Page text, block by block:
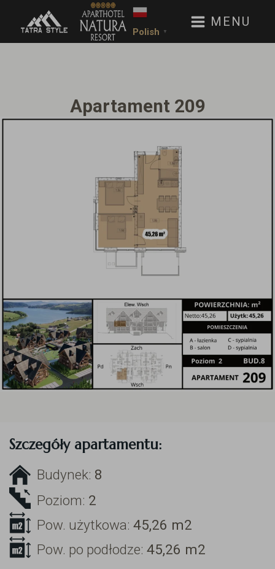
Polish ▼
MENU
Apartament 209
Szczegóły apartamentu:
Budynek: 8
Poziom: 2
Pow. użytkowa: 45,26 m2
Pow. po podłodze: 45,26 m2